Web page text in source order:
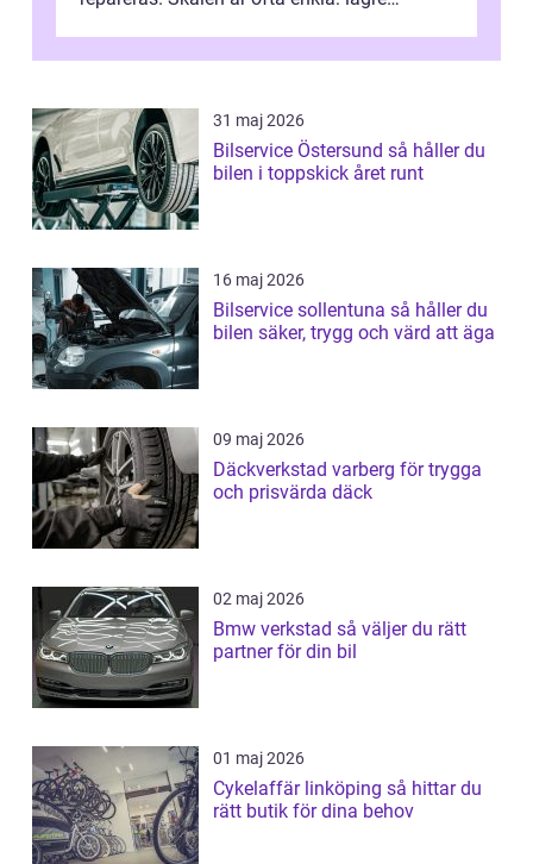
31 maj 2026
Bilservice Östersund så håller du
bilen i toppskick året runt
16 maj 2026
Bilservice sollentuna så håller du
bilen säker, trygg och värd att äga
09 maj 2026
Däckverkstad varberg för trygga
och prisvärda däck
02 maj 2026
Bmw verkstad så väljer du rätt
partner för din bil
01 maj 2026
Cykelaffär linköping så hittar du
rätt butik för dina behov